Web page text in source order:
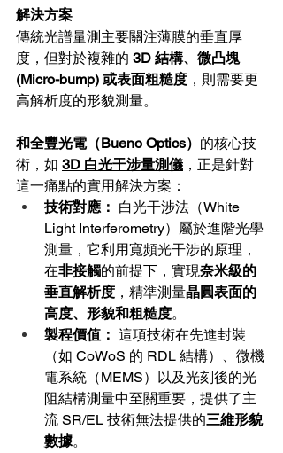
解決方案
傳統光譜量測主要關注薄膜的垂直厚
度，但對於複雜的 3D 結構、微凸塊
(Micro-bump) 或表面粗糙度 ，則需要更
高解析度的形貌測量。
和全豐光電（Bueno Optics） 的核心技
術，如 3D 白光干涉量測儀 ，正是針對
這一痛點的實用解決方案：
技術對應： 白光干涉法（White
Light Interferometry）屬於進階光學
測量，它利用寬頻光干涉的原理，
在非接觸的前提下，實現奈米級的
垂直解析度 ，精準測量晶圓表面的
高度、形貌和粗糙度。
製程價值： 這項技術在先進封裝
（如 CoWoS 的 RDL 結構）、微機
電系統（MEMS）以及光刻後的光
阻結構測量中至關重要，提供了主
流 SR/EL 技術無法提供的三維形貌
數據。